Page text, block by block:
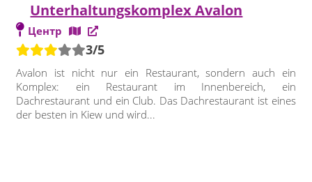
Unterhaltungskomplex Avalon
Центр
3/5
Avalon ist nicht nur ein Restaurant, sondern auch ein
Komplex: ein Restaurant im Innenbereich, ein
Dachrestaurant und ein Club. Das Dachrestaurant ist eines
der besten in Kiew und wird...